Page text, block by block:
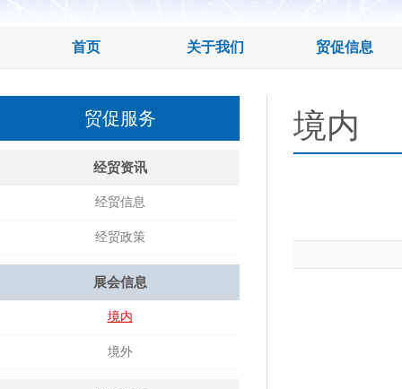
首页 关于我们 贸促信息
贸促服务
经贸资讯
经贸信息
经贸政策
展会信息
境内
境外
境内